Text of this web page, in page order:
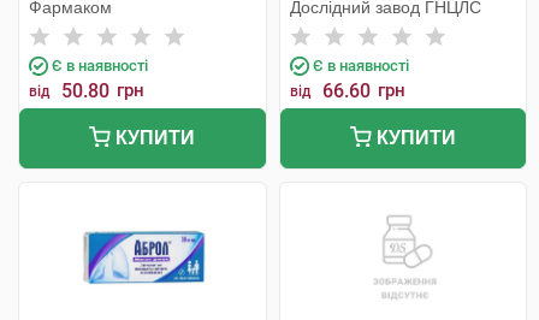
Фармаком
Є в наявності
від 50.80 грн
КУПИТИ
Дослідний завод ГНЦЛС
Є в наявності
від 66.60 грн
КУПИТИ